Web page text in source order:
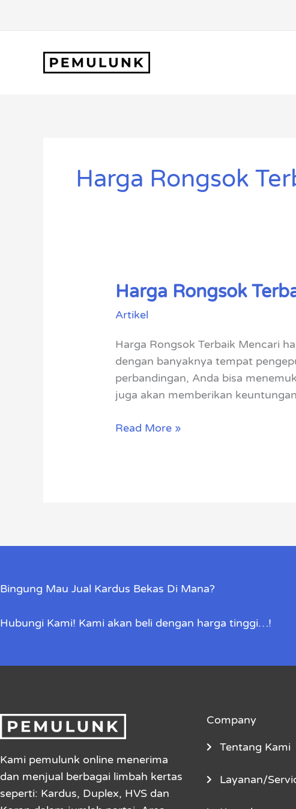
Harga Rongsok
Harga Rongsok
Artikel
Harga Rongsok Terbaik Mencari
dengan banyaknya tempat
perbandingan, Anda bisa
juga akan memberikan
Harga
Rongsok
Terbaik
di
Kota
Anda
Read More »
Bingung Mau Jual Kardus Bekas Di Mana?
Hubungi Kami! Kami akan beli dengan harga tinggi…!
Kami pemulunk online menerima
dan menjual berbagai limbah kertas
seperti: Kardus, Duplex, HVS dan
Company
Tentang Kami
Layanan/